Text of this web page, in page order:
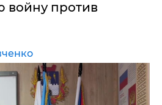
войну против